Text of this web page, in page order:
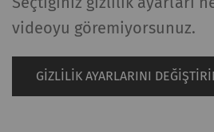
videoyu göremiyorsunuz.
GIZLILIK AYARLARINI